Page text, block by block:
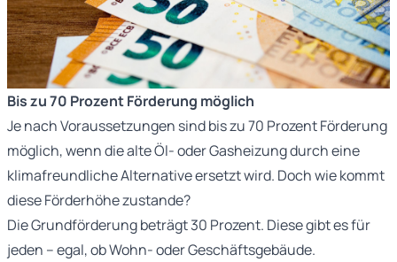
Bis zu 70 Prozent Förderung möglich
Je nach Voraussetzungen sind bis zu 70 Prozent Förderung
möglich, wenn die alte Öl- oder Gasheizung durch eine
klimafreundliche Alternative ersetzt wird. Doch wie kommt
diese Förderhöhe zustande?
Die Grundförderung beträgt 30 Prozent. Diese gibt es für
jeden – egal, ob Wohn- oder Geschäftsgebäude.